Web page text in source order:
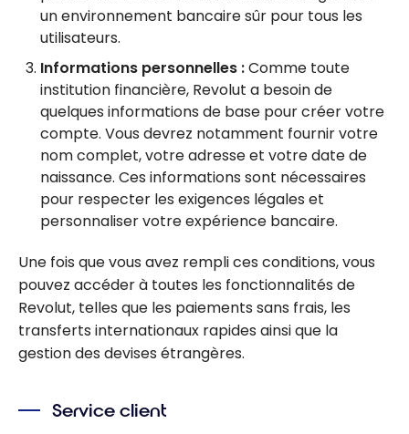
un environnement bancaire sûr pour tous les
utilisateurs.
Informations personnelles :Comme toute
institution financière, Revolut a besoin de
quelques informations de base pour créer votre
compte. Vous devrez notamment fournir votre
nom complet, votre adresse et votre date de
naissance. Ces informations sont nécessaires
pour respecter les exigences légales et
personnaliser votre expérience bancaire.
Une fois que vous avez rempli ces conditions, vous
pouvez accéder à toutes les fonctionnalités de
Revolut, telles que les paiements sans frais, les
transferts internationaux rapides ainsi que la
gestion des devises étrangères.
Service client